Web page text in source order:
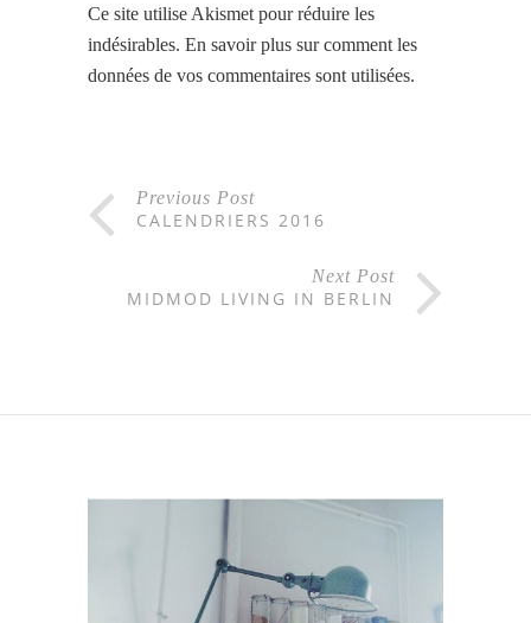
Ce site utilise Akismet pour réduire les
indésirables. En savoir plus sur comment les
données de vos commentaires sont utilisées.
Previous Post
CALENDRIERS 2016
Next Post
MIDMOD LIVING IN BERLIN